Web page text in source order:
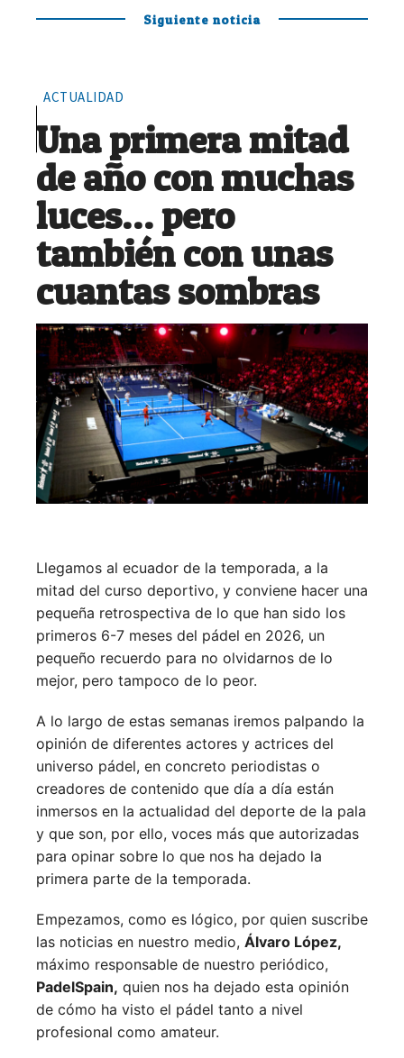
Siguiente noticia
ACTUALIDAD
Una primera mitad
de año con muchas
luces… pero
también con unas
cuantas sombras
Llegamos al ecuador de la temporada, a la
mitad del curso deportivo, y conviene hacer una
pequeña retrospectiva de lo que han sido los
primeros 6-7 meses del pádel en 2026, un
pequeño recuerdo para no olvidarnos de lo
mejor, pero tampoco de lo peor.
A lo largo de estas semanas iremos palpando la
opinión de diferentes actores y actrices del
universo pádel, en concreto periodistas o
creadores de contenido que día a día están
inmersos en la actualidad del deporte de la pala
y que son, por ello, voces más que autorizadas
para opinar sobre lo que nos ha dejado la
primera parte de la temporada.
Empezamos, como es lógico, por quien suscribe
las noticias en nuestro medio, Álvaro López,
máximo responsable de nuestro periódico,
PadelSpain, quien nos ha dejado esta opinión
de cómo ha visto el pádel tanto a nivel
profesional como amateur.